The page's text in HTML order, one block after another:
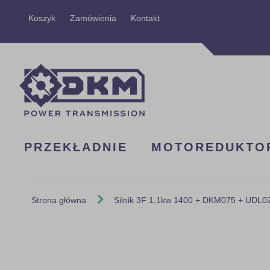
Koszyk Zamówienia KontaktPrzejdź
PRZEKŁADNIE
Strona główna Silnik 3F 1,1kw 1400 + DKM075 +